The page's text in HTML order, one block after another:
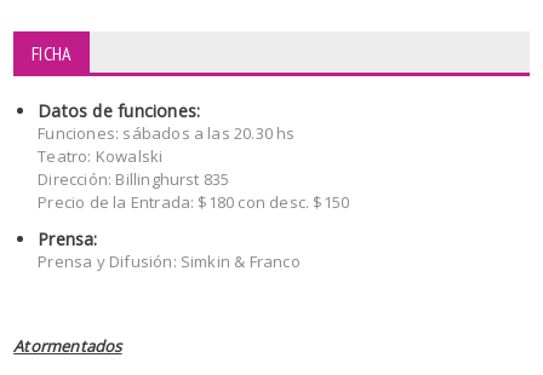
FICHA
Datos de funciones:
Funciones: sábados a las 20.30 hs
Teatro: Kowalski
Dirección: Billinghurst 835
Precio de la Entrada: $180 con desc. $150
Prensa:
Prensa y Difusión: Simkin & Franco
Atormentados